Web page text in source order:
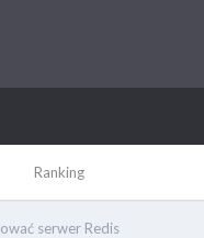
Ranking
serwer Redis